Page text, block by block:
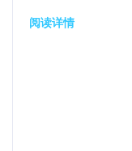
阅读详情